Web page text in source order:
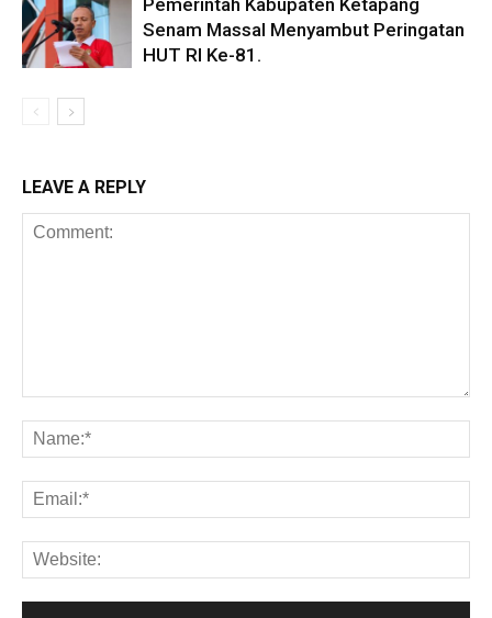
Pemerintah Kabupaten Ketapang
Senam Massal Menyambut Peringatan
HUT RI Ke-81.
LEAVE A REPLY